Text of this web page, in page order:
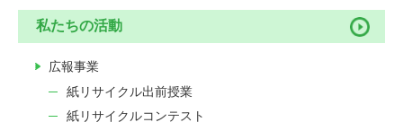
私たちの活動
広報事業
紙リサイクル出前授業
紙リサイクルコンテスト